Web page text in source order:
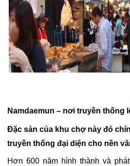
Namdaemun – nơi truyền thống
Đặc sản của khu chợ này đó
truyền thống đại diện cho nền
Hơn 600 năm hình thành và